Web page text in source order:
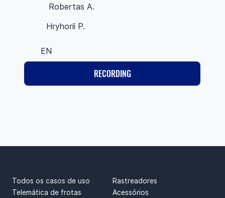
Robertas A.
Hryhorii P.
EN
RECORDING
Todos os casos de uso
Telemática de frotas
Rastreadores
Acessórios